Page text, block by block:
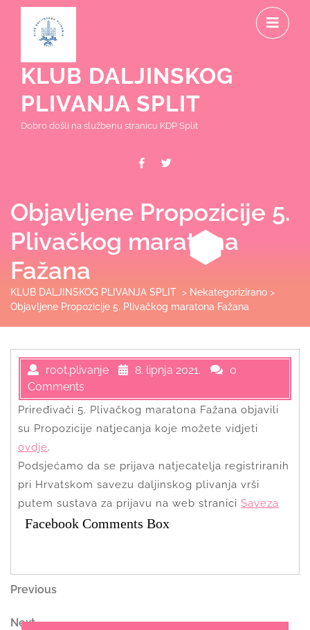
content
KLUB DALJINSKOG
PLIVANJA SPLIT
Dobro došli na službenu stranicu KDP Split
Facebook
Objavljene Propozicije 5.
Plivačkog maratona
Fažana
KLUB DALJINSKOG PLIVANJA SPLIT > Nekategorizirano >
Objavljene Propozicije 5. Plivačkog maratona Fažana
root.plivanje 8. lipnja 2021.
0
Comments
Priređivači 5. Plivačkog maratona Fažana objavili
su Propozicije natjecanja koje možete vidjeti
ovdje.
Podsjećamo da se prijava natjecatelja registriranih
pri Hrvatskom savezu daljinskog plivanja vrši
putem sustava za prijavu na web stranici Saveza
Facebook Comments Box
Navigacija
objava
Previous
Previous
Next
Next